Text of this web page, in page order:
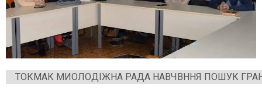
ТОКМАК МИОЛОДІЖНА РАДА НАВЧВННЯ ПОШУК